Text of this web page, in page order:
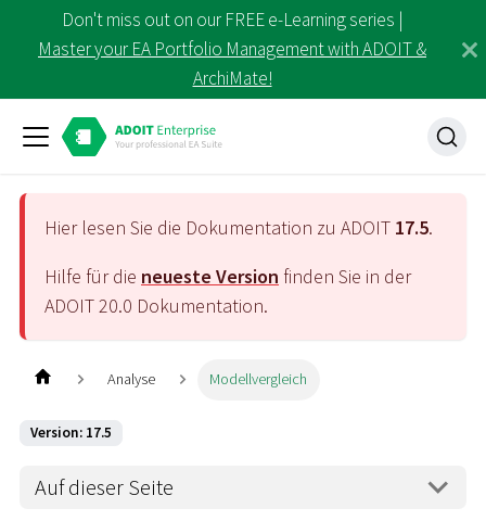
Don't miss out on our FREE e-Learning series |
Master your EA Portfolio Management with ADOIT &
ArchiMate!
Hier lesen Sie die Dokumentation zu ADOIT 17.5.
Hilfe für die neueste Version finden Sie in der
ADOIT20.0 Dokumentation.
Analyse Modellvergleich
Version: 17.5
Auf dieser Seite